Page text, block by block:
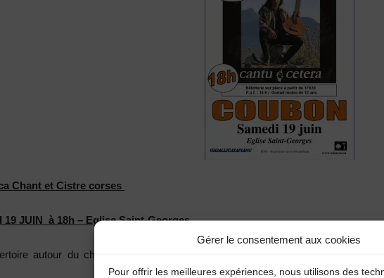
Gérer le consentement aux cookies
Pour offrir les meilleures expériences, nous utilisons des
Chant et Cistre corses
19 JUIN à 18h – Eglise Saint-Georges
autour du chant traditionnel corse monodique : chant sacré et chant